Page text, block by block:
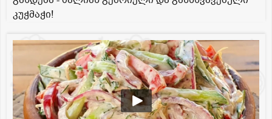
კუჭმაჭი!